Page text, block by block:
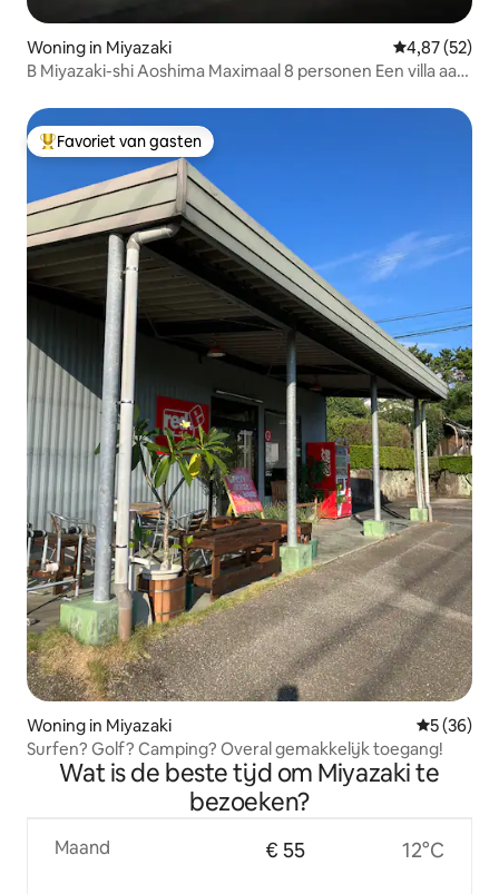
Woning in Miyazaki Gemiddelde
4,87 (52)
B Miyazaki-shi Aoshima Maximaal 8 personen Een villa aan
golven en wakker wordt met de prachtige zonsopgang
Topfavoriet van gasten
Favoriet van gasten
Woning in Miyazaki
5 (36)
Surfen? Golf? Camping? Overal gemakkelijk toegang!
Wat is de beste tijd om Miyazaki te
bezoeken?
Maand € 55 12°C